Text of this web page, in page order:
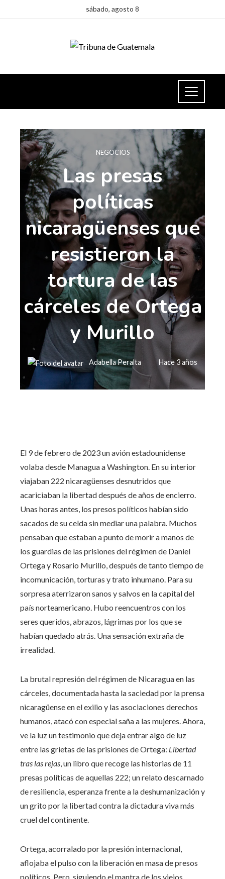
sábado, agosto 8
NEGOCIOS
Las presas
políticas
nicaragüenses que
resistieron la
tortura de las
cárceles de Ortega
y Murillo
Adabella Peralta Hace 3 años
El 9 de febrero de 2023 un avión estadounidense
volaba desde Managua a Washington. En su interior
viajaban 222 nicaragüenses desnutridos que
acariciaban la libertad después de años de encierro.
Unas horas antes, los presos políticos habían sido
sacados de su celda sin mediar una palabra. Muchos
pensaban que estaban a punto de morir a manos de
los guardias de las prisiones del régimen de Daniel
Ortega y Rosario Murillo, después de tanto tiempo de
incomunicación, torturas y trato inhumano. Para su
sorpresa aterrizaron sanos y salvos en la capital del
país norteamericano. Hubo reencuentros con los
seres queridos, abrazos, lágrimas por los que se
habían quedado atrás. Una sensación extraña de
irrealidad.
La brutal represión del régimen de Nicaragua en las
cárceles, documentada hasta la saciedad por la prensa
nicaragüense en el exilio y las asociaciones derechos
humanos, atacó con especial saña a las mujeres. Ahora,
ve la luz un testimonio que deja entrar algo de luz
entre las grietas de las prisiones de Ortega: Libertad
tras las rejas, un libro que recoge las historias de 11
presas políticas de aquellas 222; un relato descarnado
de resiliencia, esperanza frente a la deshumanización y
un grito por la libertad contra la dictadura viva más
cruel del continente.
Ortega, acorralado por la presión internacional,
aflojaba el pulso con la liberación en masa de presos
políticos. Pero, siguiendo el mantra de los viejos